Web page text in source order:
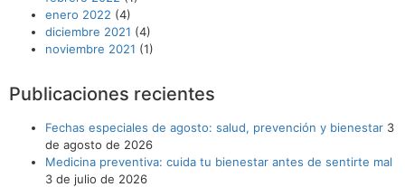
enero 2022 (4)
diciembre 2021 (4)
noviembre 2021 (1)
Publicaciones recientes
Fechas especiales de agosto: salud, prevención y bienestar 3
de agosto de 2026
Medicina preventiva: cuida tu bienestar antes de sentirte mal
3 de julio de 2026